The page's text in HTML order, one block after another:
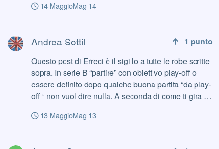
far seguire da un personaggio calato dall'estero, che
faceva prima di esser chiamato in panchina. E su
belinate
assolutamente bene , i nostri valori non sono
rincuoro che anche lo Spett.le Foro sa che non
saranno le campagne giornalistiche, più o meno a
favore o più o meno contro a seconda del cliente di
turno a dire quale risultato merita la Samp ma gli
uomini in campo , allenatore e calciatori , ben
guidati da preparati dirigenti quindi se proprio devo
avere una speranza per la stagione 2026/2027 la
14 MaggioMag 14
Andrea Sottil 1 punto
Questo post di Erreci è il sigillo a tutte le robe scritte
sopra. In serie B “partire” con obiettivo play-off o
essere definito dopo qualche buona partita “da play-
off “ non vuol dire nulla. A seconda di come ti gira ci
ritrovare laggiù. Per cui cerchiamo di fare una
13 MaggioMag 13